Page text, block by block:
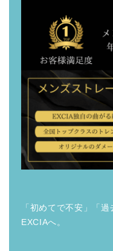
「初めてで不安」「
EXCIAへ。